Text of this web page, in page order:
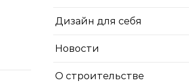
Дизайн для себя
Новости
О строительстве